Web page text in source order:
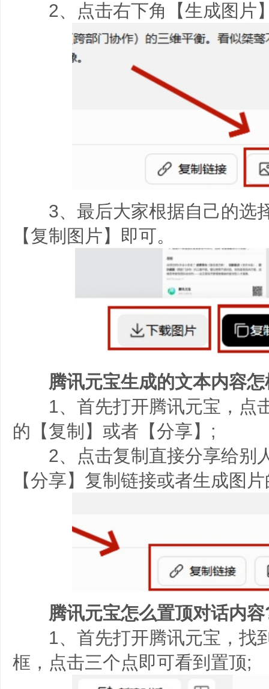
2、点击右下角【生成图片
3、最后大家根据自己的选
【复制图片】即可。
腾讯元宝生成的文本内容
1、首先打开腾讯元宝，点
的【复制】或者【分享】;
2、点击复制直接分享给别
【分享】复制链接或者生成图
腾讯元宝怎么置顶对话内
1、首先打开腾讯元宝，找
框，点击三个点即可看到置顶;